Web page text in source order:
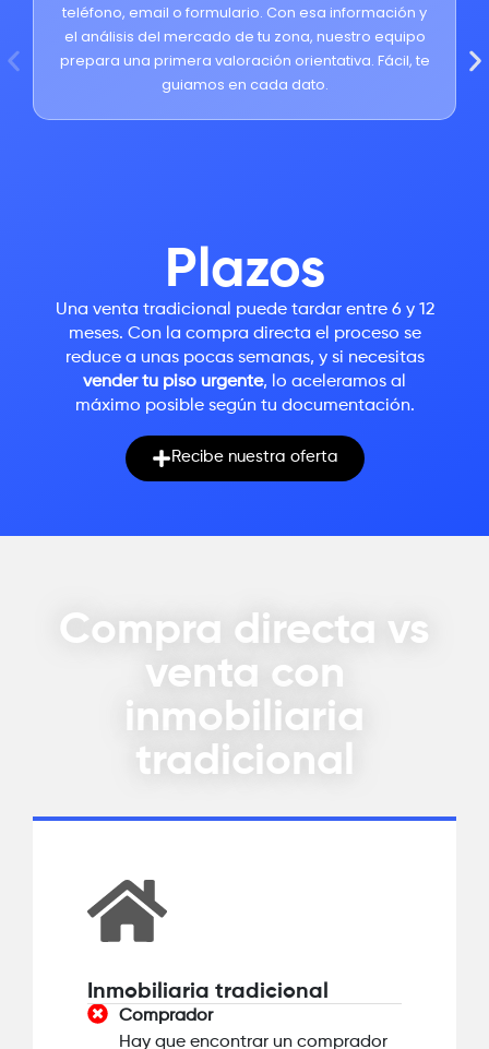
teléfono, email o formulario. Con esa información y
el análisis del mercado de tu zona, nuestro equipo
prepara una primera valoración orientativa. Fácil, te
guiamos en cada dato.
Plazos
Una venta tradicional puede tardar entre 6 y 12
meses. Con la compra directa el proceso se
reduce a unas pocas semanas, y si necesitas
vender tu piso urgente, lo aceleramos al
máximo posible según tu documentación.
Recibe nuestra oferta
Compra directa vs
venta con
inmobiliaria
tradicional
Inmobiliaria tradicional
Comprador
Hay que encontrar un comprador